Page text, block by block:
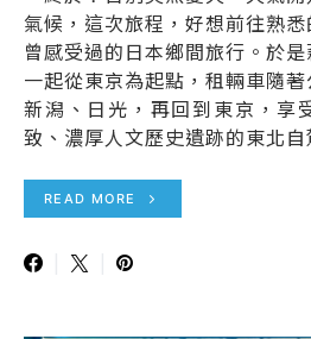
氣候，這次旅程，好想前往熟
曾感受過的日本鄉間旅行。於
一起從東京為起點，租輛車隨
新潟、日光，再回到東京，享
致、濃厚人文歷史遺跡的東北自
READ MORE